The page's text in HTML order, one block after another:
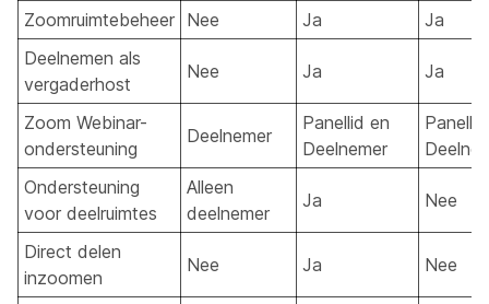
Zoomruimtebeheer Nee Ja
Ja
Deelnemen als
vergaderhost
Nee Ja Ja
Zoom Webinar-
ondersteuning
Deelnemer
Panellid en
Deelnemer
Ondersteuning
voor deelruimtes
Alleen
deelnemer
Ja Nee
Direct delen
inzoomen
Nee Ja Nee